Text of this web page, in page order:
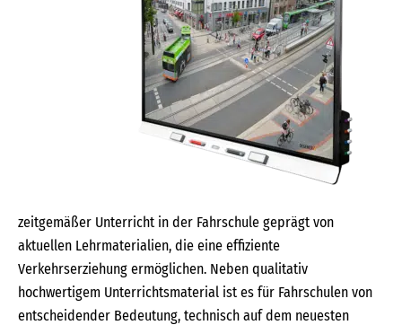
zeitgemäßer Unterricht in der Fahrschule geprägt von
aktuellen Lehrmaterialien, die eine effiziente
Verkehrserziehung ermöglichen. Neben qualitativ
hochwertigem Unterrichtsmaterial ist es für Fahrschulen von
entscheidender Bedeutung, technisch auf dem neuesten